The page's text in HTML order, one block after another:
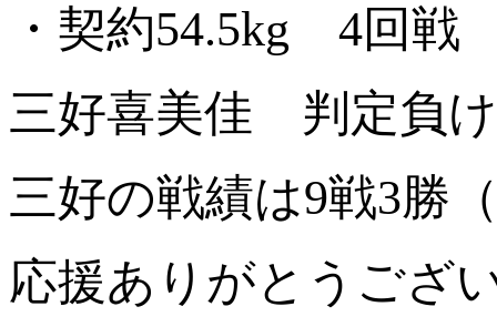
・契約54.5kg 4回戦
三好喜美佳 判定負け
三好の戦績は9戦3勝
応援ありがとうござ